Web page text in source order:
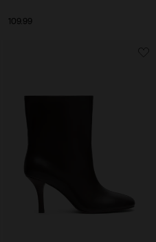
109.99